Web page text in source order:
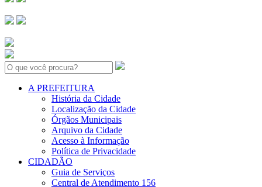
Search:
A PREFEITURA
História da Cidade
Localização da Cidade
Órgãos Municipais
Arquivo da Cidade
Acesso à Informação
Política de Privacidade
CIDADÃO
Guia de Serviços
Central de Atendimento 156